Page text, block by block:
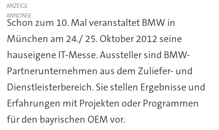
ANZEIGE
Schon zum 10. Mal veranstaltet BMW in
München am 24./ 25. Oktober 2012 seine
hauseigene IT-Messe. Aussteller sind BMW-
Partnerunternehmen aus dem Zuliefer- und
Dienstleisterbereich. Sie stellen Ergebnisse und
Erfahrungen mit Projekten oder Programmen
für den bayrischen OEM vor.